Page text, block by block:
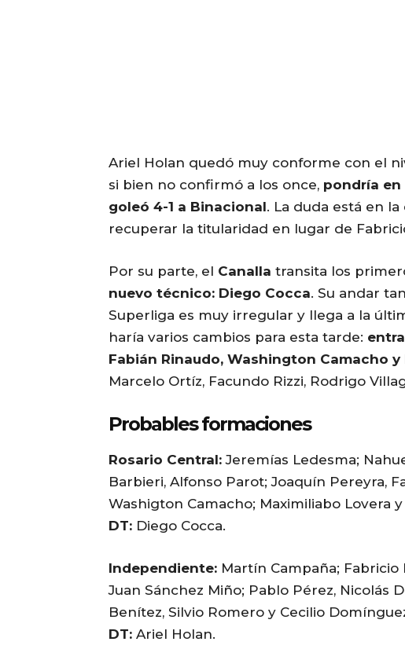
Ariel Holan quedó muy conforme con el
si bien no confirmó a los once, pondría
goleó 4-1 a Binacional. La duda está en
recuperar la titularidad en lugar de
Por su parte, el Canalla transita los
nuevo técnico: Diego Cocca. Su andar
Superliga es muy irregular y llega a la
haría varios cambios para esta tarde:
Fabián Rinaudo, Washington Camacho y
Marcelo Ortíz, Facundo Rizzi, Rodrigo
Probables formaciones
Rosario Central: Jeremías Ledesma;
Barbieri, Alfonso Parot; Joaquín Pereyra,
Washigton Camacho; Maximiliabo Lovera
DT: Diego Cocca.
Independiente: Martín Campaña; Fabricio
Juan Sánchez Miño; Pablo Pérez, Nicolás
Benítez, Silvio Romero y Cecilio
DT: Ariel Holan.